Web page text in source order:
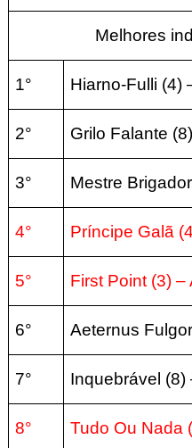
Melhores
1° Hiarno-Fulli (4)
2° Grilo Falante
3° Mestre
4° Príncipe Galã
5° First Point (3) –
6° Aeternus
7° Inquebrável (8)
8° Tudo Ou Nada